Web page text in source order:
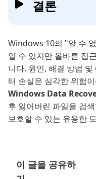
결론
Windows 10의 "알 수
일 수 있지만 올바른 접
니다. 원인, 해결 방법
터 손실은 심각한 위험
Windows Data
후 잃어버린 파일을 검
보호할 수 있는 유용한
이 글을 공유하